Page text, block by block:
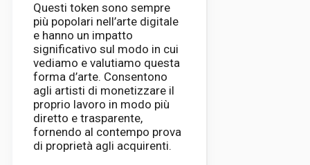
Questi token sono sempre
più popolari nell’arte digitale
e hanno un impatto
significativo sul modo in cui
vediamo e valutiamo questa
forma d’arte. Consentono
agli artisti di monetizzare il
proprio lavoro in modo più
diretto e trasparente,
fornendo al contempo prova
di proprietà agli acquirenti.